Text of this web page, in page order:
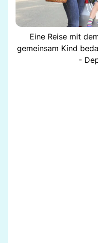
Eine Reise mit
gemeinsam Kind
-